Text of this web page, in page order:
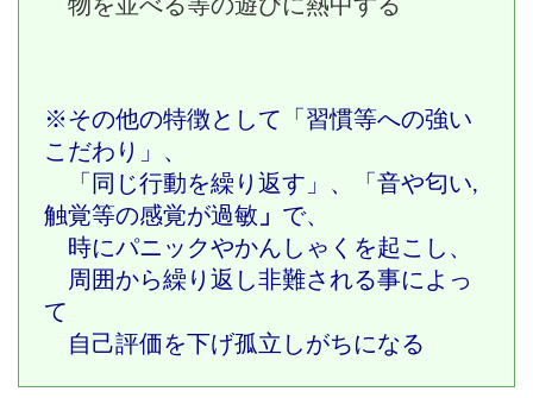
物を並べる等の遊びに熱中する
※その他の特徴として「習慣等への強い
こだわり」、
「同じ行動を繰り返す」、
「音や匂い,
触覚等の感覚が過敏 」 で、
時にパニックやかんしゃくを起こし、
周囲から繰り返し非難される事によっ
て
自己評価を下げ孤立しがちになる